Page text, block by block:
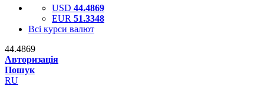
USD 44.4869
EUR 51.3348
Всі курси валют
44.4869
Авторизація
Пошук
RU